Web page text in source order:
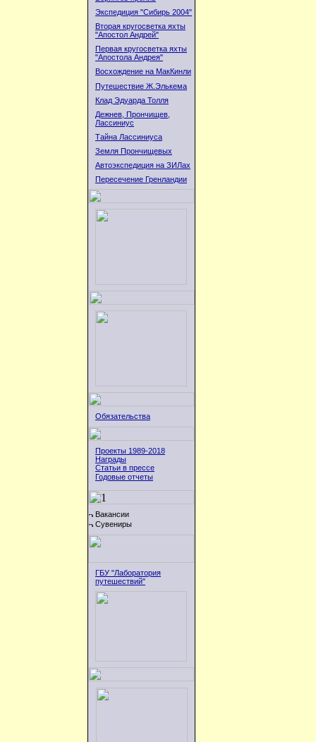
Экспедиция "Сибирь 2004"
Вторая кругосветка яхты
"Апостол Андрей"
Первая кругосветка яхты
"Апостола Андрея"
Восхождение на МакКинли
Путешествие Ж.Элькема
Клад Эдуарда Толля
Дежнев, Прончищев,
Лассиниус
Тайна Лассиниуса
Земля Прончищевых
Автоэкспедиция на ЗИЛах
Пересечение Гренландии
Обязательства
Проекты 1989-2018
Награды
Статьи в прессе
Годовые отчеты
Вакансии
Сувениры
ГБУ "Лаборатория
путешествий"